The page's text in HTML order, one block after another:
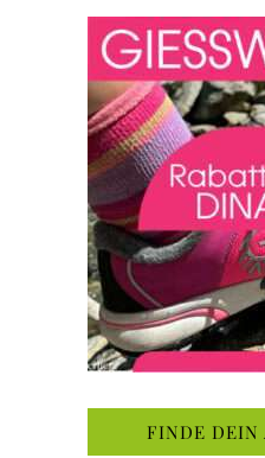
FINDE DEIN